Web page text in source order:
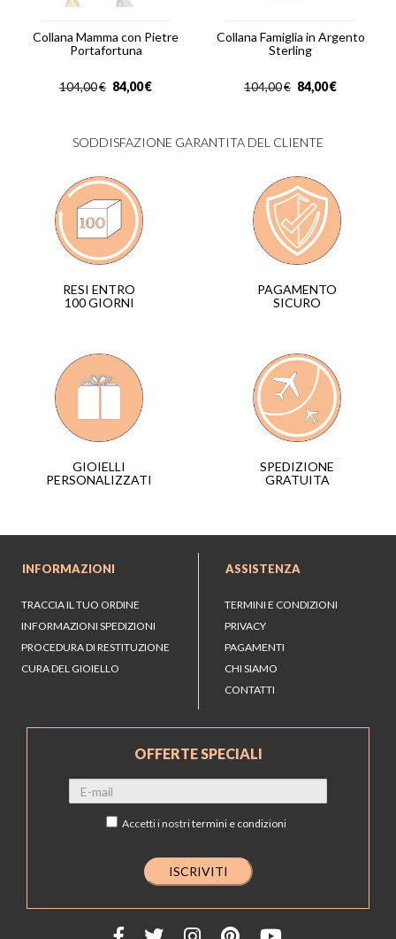
Collana Mamma con Pietre
Portafortuna
€
104,00 €
84,00
Collana Famiglia in Argento
Sterling
€
104,00 €
84,00
SODDISFAZIONE GARANTITA DEL CLIENTE
RESI ENTRO
100 GIORNI
PAGAMENTO
SICURO
GIOIELLI
PERSONALIZZATI
SPEDIZIONE
GRATUITA
INFORMAZIONI
TRACCIA IL TUO ORDINE
INFORMAZIONI SPEDIZIONI
PROCEDURA DI RESTITUZIONE
CURA DEL GIOIELLO
ASSISTENZA
TERMINI E CONDIZIONI
PRIVACY
PAGAMENTI
CHI SIAMO
CONTATTI
OFFERTE SPECIALI
Accetti i nostritermini e condizioni